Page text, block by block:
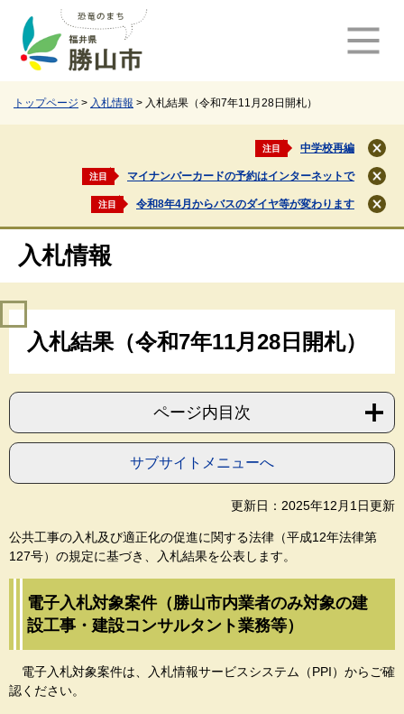
トップページ > 入札情報 > 入札結果（令和7年11月28日開札）
注目 中学校再編
閉
じ
る
注目 マイナンバーカードの予約はインターネットで
閉
じ
る
注目 令和8年4月からバスのダイヤ等が変わります
閉
じ
入札情報
入札結果（令和7年11月28日開札）
ページ内目次
サブサイトメニューへ
更新日：2025年12月1日更新
公共工事の入札及び適正化の促進に関する法律（平成12年法律第
127号）の規定に基づき、入札結果を公表します。
電子入札対象案件（勝山市内業者のみ対象の建
設工事・建設コンサルタント業務等）
電子入札対象案件は、入札情報サービスシステム（PPI）からご確
認ください。